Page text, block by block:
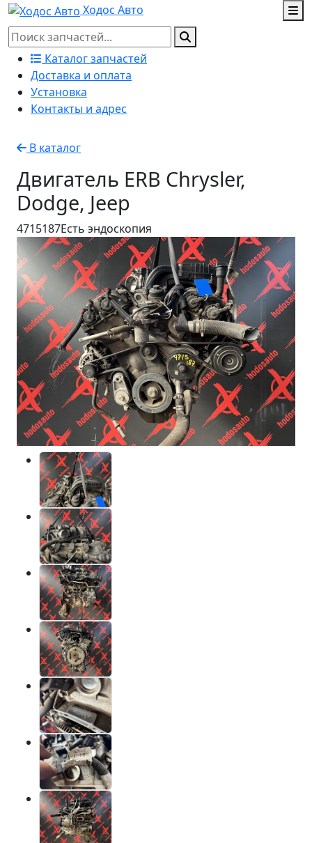
Ходос Авто
Каталог запчастей
Доставка и оплата
Установка
Контакты и адрес
В каталог
Двигатель ERB Chrysler,
Dodge, Jeep
4715187Есть эндоскопия